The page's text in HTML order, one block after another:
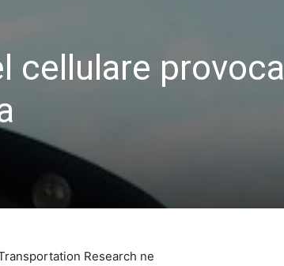
cellulare provoca
Research ne